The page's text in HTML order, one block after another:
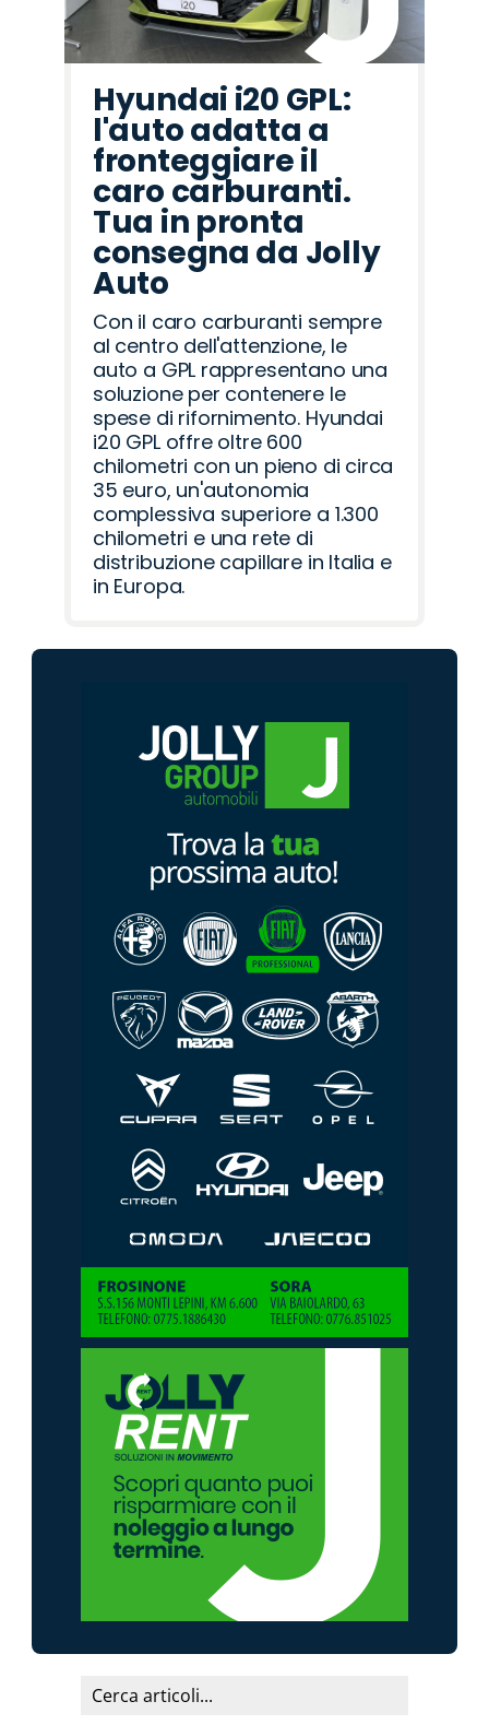
Hyundai i20 GPL:
l'auto adatta a
fronteggiare il
caro carburanti.
Tua in pronta
consegna da Jolly
Auto
Con il caro carburanti sempre
al centro dell'attenzione, le
auto a GPL rappresentano una
soluzione per contenere le
spese di rifornimento. Hyundai
i20 GPL offre oltre 600
chilometri con un pieno di circa
35 euro, un'autonomia
complessiva superiore a 1.300
chilometri e una rete di
distribuzione capillare in Italia e
in Europa.